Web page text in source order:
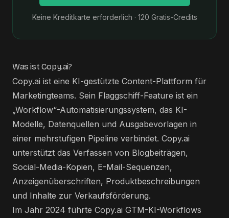
Keine Kreditkarte erforderlich · 120 Gratis-Credits
Was ist Copy.ai?
Copy.ai ist eine KI-gestützte Content-Plattform für
Marketingteams. Sein Flaggschiff-Feature ist ein
„Workflow“-Automatisierungssystem, das KI-
Modelle, Datenquellen und Ausgabevorlagen in
einer mehrstufigen Pipeline verbindet. Copy.ai
unterstützt das Verfassen von Blogbeiträgen,
Social-Media-Kopien, E-Mail-Sequenzen,
Anzeigenüberschriften, Produktbeschreibungen
und Inhalte zur Verkaufsförderung.
Im Jahr 2024 führte Copy.ai GTM-KI-Workflows